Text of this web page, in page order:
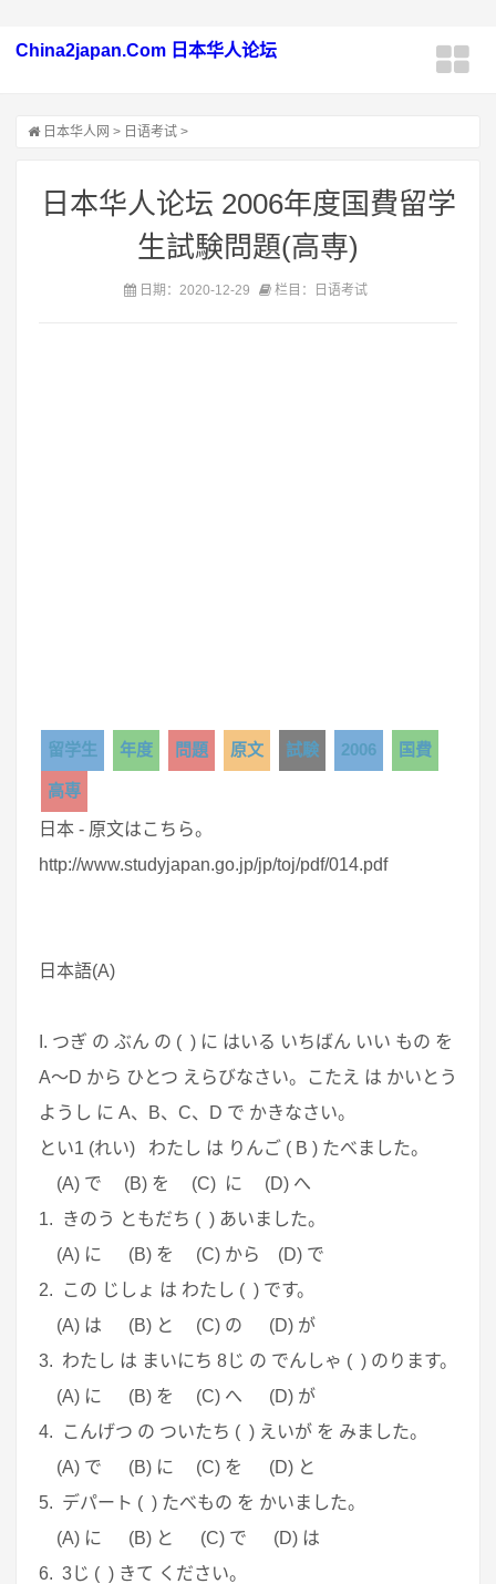
China2japan.Com 日本华人论坛
日本华人网 > 日语考试 >
日本华人论坛 2006年度国費留学
生試験問題(高専)
日期：2020-12-29 栏目：日语考试
留学生 年度 問題 原文 試験 2006 国費
高専
日本 - 原文はこちら。
http://www.studyjapan.go.jp/jp/toj/pdf/014.pdf
日本語(A)
I. つぎ の ぶん の ( ) に はいる いちばん いい もの を
A～D から ひとつ えらびなさい。こたえ は かいとう
ようし に A、B、C、D で かきなさい。
とい1 (れい) わたし は りんご ( B ) たべました。
(A) で (B) を (C) に (D) へ
1. きのう ともだち ( ) あいました。
(A) に (B) を (C) から (D) で
2. この じしょ は わたし ( ) です。
(A) は (B) と (C) の (D) が
3. わたし は まいにち 8じ の でんしゃ ( ) のります。
(A) に (B) を (C) へ (D) が
4. こんげつ の ついたち ( ) えいが を みました。
(A) で (B) に (C) を (D) と
5. デパート ( ) たべもの を かいました。
(A) に (B) と (C) で (D) は
6. 3じ ( ) きて ください。